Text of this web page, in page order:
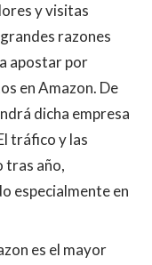
y visitas
razones
apostar por
en Amazon. De
dicha empresa
tráfico y las
tras año,
especialmente en
es el mayor